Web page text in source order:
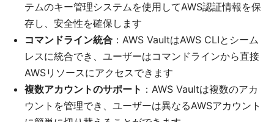
テムのキー管理システムを使用してAWS認証情報を保
存し、安全性を確保します
コマンドライン統合 ：AWS VaultはAWS CLIとシーム
レスに統合でき、ユーザーはコマンドラインから直接
AWSリソースにアクセスできます
複数アカウントのサポート ：AWS Vaultは複数のアカ
ウントを管理でき、ユーザーは異なるAWSアカウント